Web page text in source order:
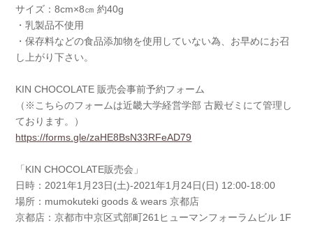
サイズ：8cm×8㎝ 約40g
・乳製品不使用
・保存料などの食品添加物を使用していない為、お早めにお召
し上がり下さい。
KIN CHOCOLATE 販売会事前予約フォーム
（※こちらのフォームは近畿大学経営学部 古殿ゼミにて管理し
ております。）
https://forms.gle/zaHE8BsN33RFeAD79
「KIN CHOCOLATE販売会」
日時：2021年1月23日(土)-2021年1月24日(日) 12:00-18:00
場所：mumokuteki goods & wears 京都店
京都店：京都市中京区式部町261ヒューマンフォーラムビル 1F